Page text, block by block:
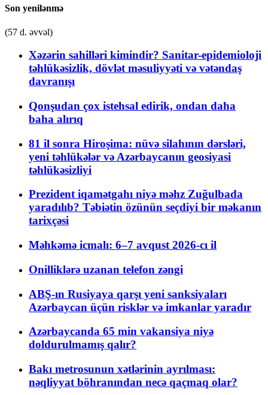
Son yenilənmə
(57 d. əvvəl)
Xəzərin sahilləri kimindir? Sanitar-epidemioloji
təhlükəsizlik, dövlət məsuliyyəti və vətəndaş
davranışı
Qonşudan çox istehsal edirik, ondan daha
baha alırıq
81 il sonra Hiroşima: nüvə silahının dərsləri,
yeni təhlükələr və Azərbaycanın geosiyasi
təhlükəsizliyi
Prezident iqamətgahı niyə məhz Zuğulbada
yaradılıb? Təbiətin özünün seçdiyi bir məkanın
tarixçəsi
Məhkəmə icmalı: 6–7 avqust 2026-cı il
Onilliklərə uzanan telefon zəngi
ABŞ-ın Rusiyaya qarşı yeni sanksiyaları
Azərbaycan üçün risklər və imkanlar yaradır
Azərbaycanda 65 min vakansiya niyə
doldurulmamış qalır?
Bakı metrosunun xətlərinin ayrılması:
nəqliyyat böhranından necə qaçmaq olar?